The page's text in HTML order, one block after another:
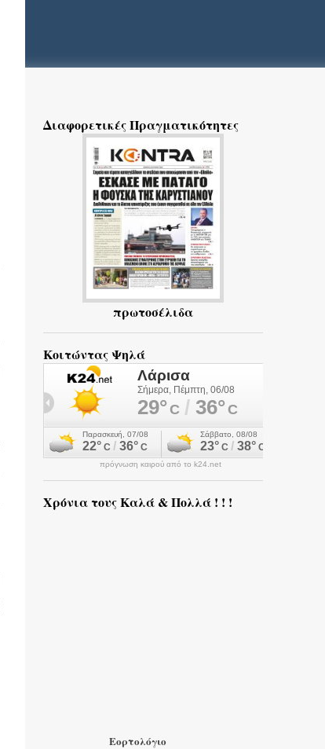
Διαφορετικές Πραγματικότητες
πρωτοσέλιδα
Κοιτώντας Ψηλά
πρόγνωση καιρού από το k24.net
Χρόνια τους Καλά & Πολλά ! ! !
Εορτολόγιο